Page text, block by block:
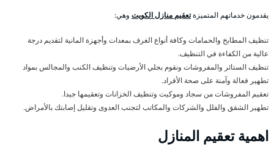
يقدمون خدماتهم المتميزةتعقيم منازل الكويت وهي:
تنظيف المطابخ والحمامات وكافة أنواع الغرف بمعدات وأجهزة المانية لتقديم درجة
عالية من الكفاءة في التنظيف.
تنظيف الستائر والمفروشات ونقوم بجلي الأرضيات وتنظيف الكنب والمجالس بمواد
تطهير فعالة وآمنة على صحة الأفراد.
تعقيم المفروشات من سجاد وموكيت وتنظيف الخزانات وتعقيمها جيدا.
تطهير الشقق والفلل والشركات والمكاتب لتجنب العدوى وتقليل إصابتك بالأمراض.
اهمية تعقيم المنازل